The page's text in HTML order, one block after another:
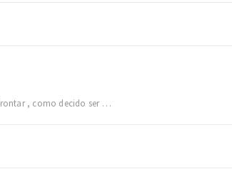
, como decido ser …